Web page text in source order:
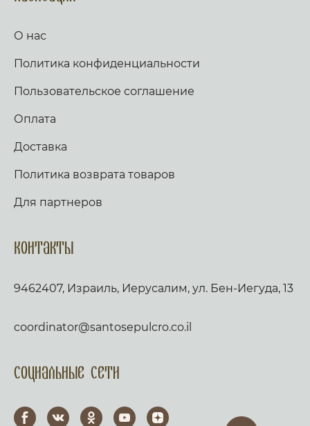
О нас
Политика конфиденциальности
Пользовательское соглашение
Оплата
Доставка
Политика возврата товаров
Для партнеров
Контакты
9462407, Израиль, Иерусалим, ул. Бен-Иегуда, 13
coordinator@santosepulcro.co.il
Социальные сети